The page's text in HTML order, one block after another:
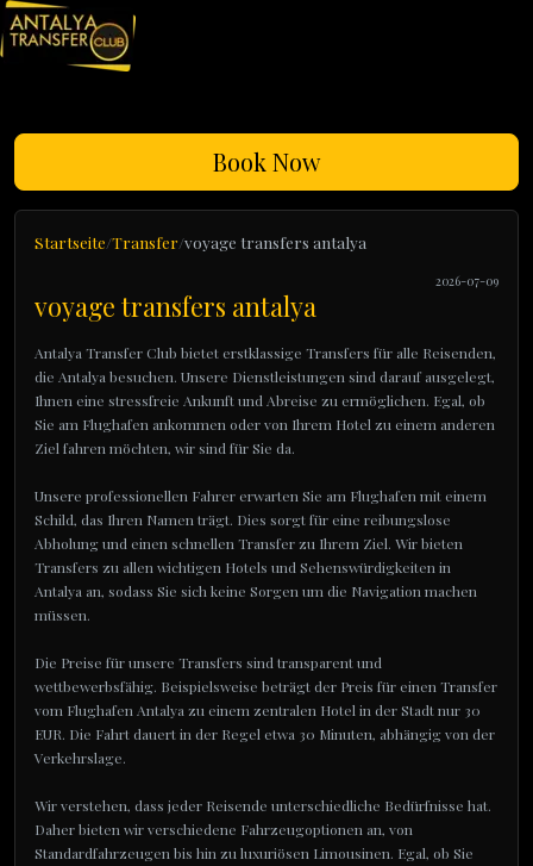
Book Now
Startseite Transfer voyage transfers antalya
2026-07-09
voyage transfers antalya
Antalya Transfer Club bietet erstklassige Transfers für alle Reisenden,
die Antalya besuchen. Unsere Dienstleistungen sind darauf ausgelegt,
Ihnen eine stressfreie Ankunft und Abreise zu ermöglichen. Egal, ob
Sie am Flughafen ankommen oder von Ihrem Hotel zu einem anderen
Ziel fahren möchten, wir sind für Sie da.
Unsere professionellen Fahrer erwarten Sie am Flughafen mit einem
Schild, das Ihren Namen trägt. Dies sorgt für eine reibungslose
Abholung und einen schnellen Transfer zu Ihrem Ziel. Wir bieten
Transfers zu allen wichtigen Hotels und Sehenswürdigkeiten in
Antalya an, sodass Sie sich keine Sorgen um die Navigation machen
müssen.
Die Preise für unsere Transfers sind transparent und
wettbewerbsfähig. Beispielsweise beträgt der Preis für einen Transfer
vom Flughafen Antalya zu einem zentralen Hotel in der Stadt nur 30
EUR. Die Fahrt dauert in der Regel etwa 30 Minuten, abhängig von der
Verkehrslage.
Wir verstehen, dass jeder Reisende unterschiedliche Bedürfnisse hat.
Daher bieten wir verschiedene Fahrzeugoptionen an, von
Standardfahrzeugen bis hin zu luxuriösen Limousinen. Egal, ob Sie